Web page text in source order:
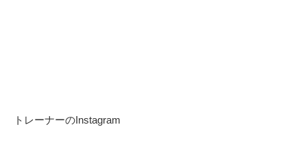
トレーナーのInstagram